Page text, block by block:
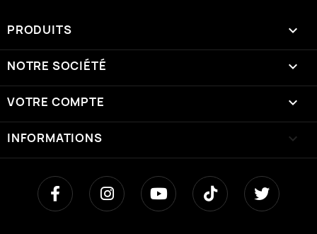
PRODUITS 
NOTRE SOCIÉTÉ 
VOTRE COMPTE 
INFORMATIONS keyboard_arrow_down